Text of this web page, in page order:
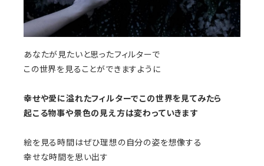
あなたが見たいと思ったフィルターで
この世界を見ることができますように
幸せや愛に溢れたフィルターでこの世界を見てみたら
起こる物事や景色の見え方は変わっていきます
絵を見る時間はぜひ理想の自分の姿を想像する
幸せな時間を思い出す